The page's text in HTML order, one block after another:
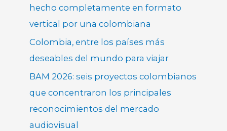
hecho completamente en formato
vertical por una colombiana
Colombia, entre los países más
deseables del mundo para viajar
BAM 2026: seis proyectos colombianos
que concentraron los principales
reconocimientos del mercado
audiovisual